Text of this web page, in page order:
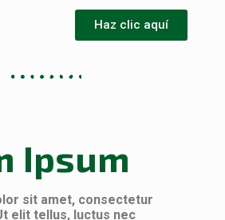
Haz clic aquí
Ipsum
sit amet, consectetur
elit tellus, luctus nec